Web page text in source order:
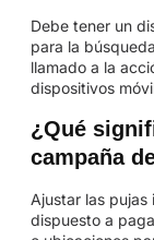
Debe tener un
para la
llamado a la
dispositivos
¿Qué
campaña
Ajustar las
dispuesto a